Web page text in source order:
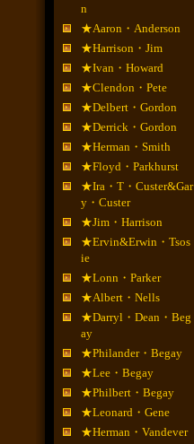
n
★Aaron・Anderson
★Harrison・Jim
★Ivan・Howard
★Clendon・Pete
★Delbert・Gordon
★Derrick・Gordon
★Herman・Smith
★Floyd・Parkhurst
★Ira・T・Custer&Gar
y・Custer
★Jim・Harrison
★Ervin&Erwin・Tsos
ie
★Lonn・Parker
★Albert・Nells
★Darryl・Dean・Beg
ay
★Philander・Begay
★Lee・Begay
★Philbert・Begay
★Leonard・Gene
★Herman・Vandever